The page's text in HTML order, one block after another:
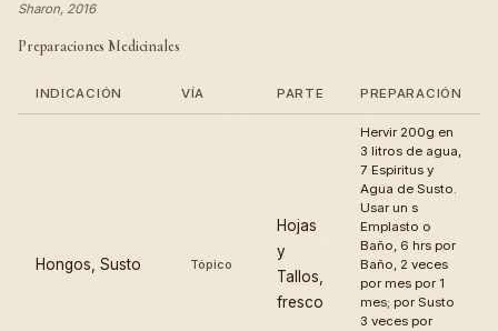
Sharon, 2016
Preparaciones Medicinales
INDICACIÓN VÍA PARTE PREPARACIÓN
Hongos, Susto Tópico
Hojas
y
Tallos,
fresco
Hervir 200g en
3 litros de agua,
7 Espiritus y
Agua de Susto.
Usar un s
Emplasto o
Baño, 6 hrs por
Baño, 2 veces
por mes por 1
mes; por Susto
3 veces por